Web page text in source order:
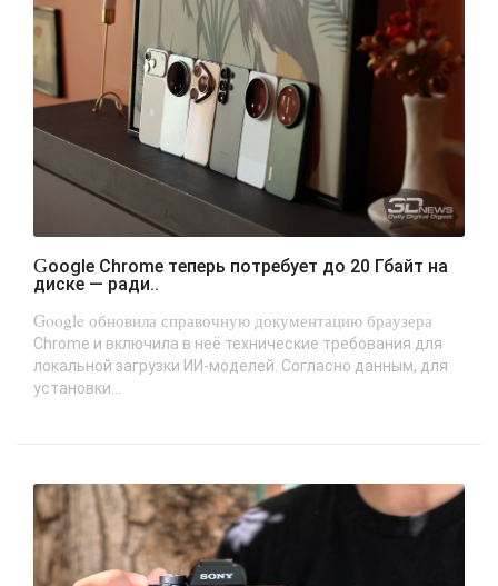
Google Chrome теперь потребует до 20 Гбайт на
диске — ради..
Google обновила справочную документацию браузера
Chrome и включила в неё технические требования для
локальной загрузки ИИ-моделей. Согласно данным, для
установки...